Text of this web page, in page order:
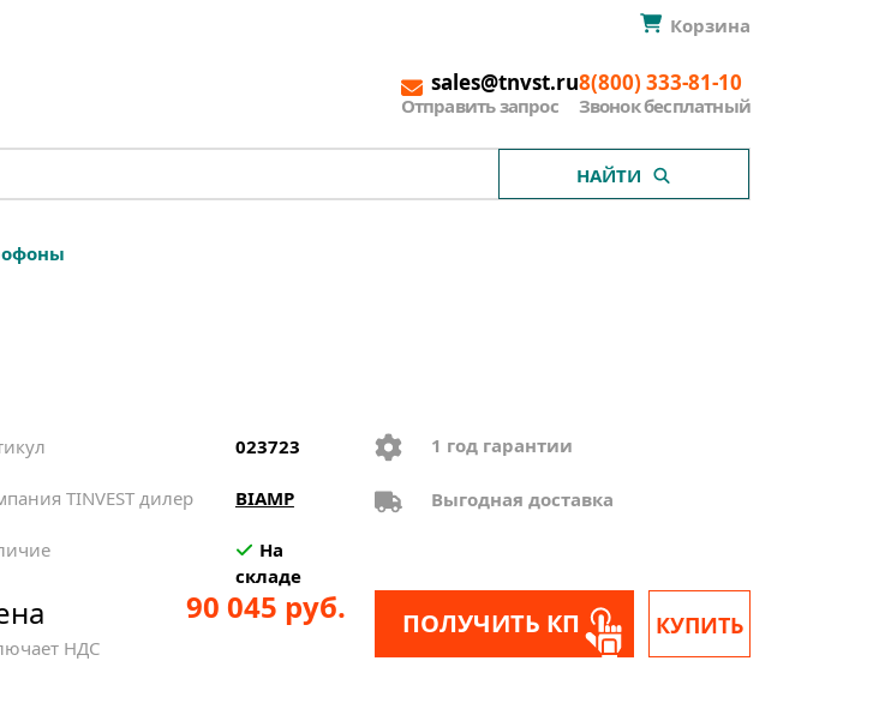
Корзина
sales@tnvst.ru
Отправить запрос
8(800) 333-81-10
Звонок бесплатный
НАЙТИ
023723
TINVEST дилер BIAMP
На
складе
1 год гарантии
Выгодная доставка
НДС
90 045 руб. ПОЛУЧИТЬ КП КУПИТЬ